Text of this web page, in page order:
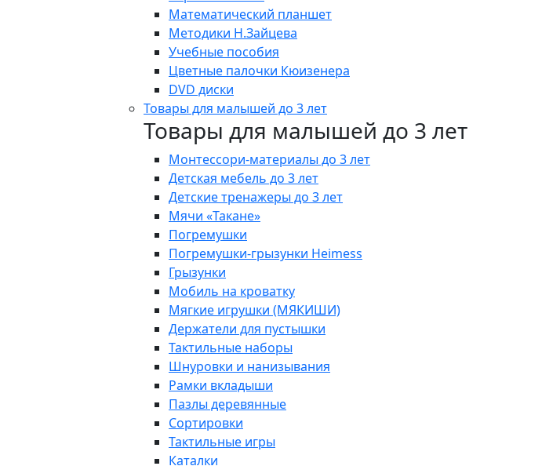
Математический планшет
Методики Н.Зайцева
Учебные пособия
Цветные палочки Кюизенера
DVD диски
Товары для малышей до 3 лет
Товары для малышей до 3 лет
Монтессори-материалы до 3 лет
Детская мебель до 3 лет
Детские тренажеры до 3 лет
Мячи «Такане»
Погремушки
Погремушки-грызунки Heimess
Грызунки
Мобиль на кроватку
Мягкие игрушки (МЯКИШИ)
Держатели для пустышки
Тактильные наборы
Шнуровки и нанизывания
Рамки вкладыши
Пазлы деревянные
Сортировки
Тактильные игры
Каталки